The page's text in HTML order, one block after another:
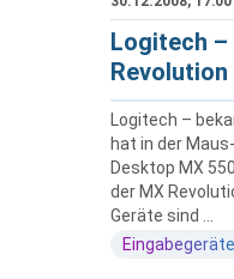
Logitech –
Revolution
Logitech –
hat in der
Desktop MX
der MX
Geräte sind ...
Eingabegeräte